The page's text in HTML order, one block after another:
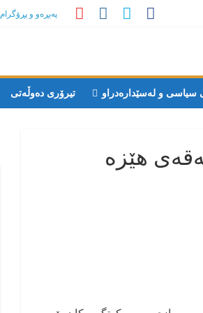
پەیڕەو و پڕۆگرام
سیاسی و لەسێدارەدراو تیرۆری دەوڵەتی
هێزە